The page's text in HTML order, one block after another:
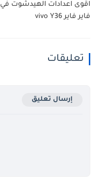
اقوى اعدادات الهيدشوت في
فاير فاير vivo Y36
تعليقات
إرسال تعليق